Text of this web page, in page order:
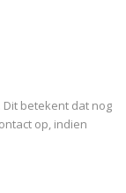
betekent dat nog
op, indien